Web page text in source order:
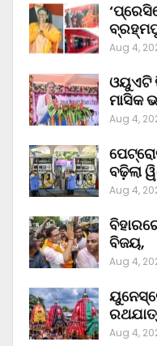
Aug 4,
ଓୟୁଏଟି
ମାସିକ
Aug 4,
ବଢ଼ିଲା
Aug 4,
ବିଜୟ,
Aug 4,
Aug 4,